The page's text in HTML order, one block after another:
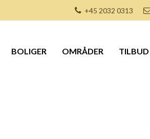
+45 2032 0313
BOLIGER OMRÅDER TILBUD